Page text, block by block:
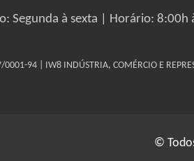
Segunda à sexta | Horário: 8:00h
0001-94 | IW8 INDÚSTRIA, COMÉRCIO E
©